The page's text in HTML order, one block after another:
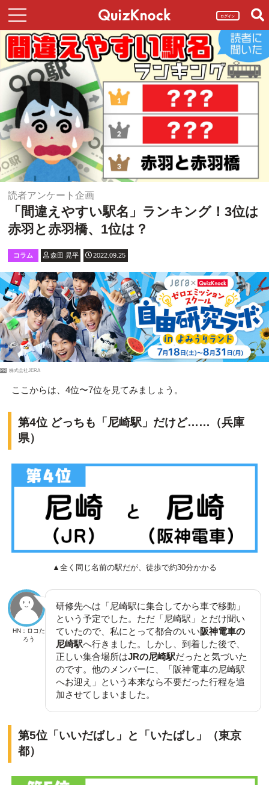
ログイン
読者アンケート企画
「間違えやすい駅名」ランキング！3位は
赤羽と赤羽橋、1位は？
コラム 森田 晃平 2022.09.25
PR 株式会社JERA
ここからは、4位〜7位を見てみましょう。
第4位 どっちも「尼崎駅」だけど……（兵庫
県）
▲全く同じ名前の駅だが、徒歩で約30分かかる
HN：ロコた
ろう
研修先へは「尼崎駅に集合してから車で移動」
という予定でした。ただ「尼崎駅」とだけ聞い
ていたので、私にとって都合のいい阪神電車の
尼崎駅へ行きました。しかし、到着した後で、
正しい集合場所はJRの尼崎駅だったと気づいた
のです。他のメンバーに、「阪神電車の尼崎駅
へお迎え」という本来なら不要だった行程を追
加させてしまいました。
第5位「いいだばし」と「いたばし」（東京
都）